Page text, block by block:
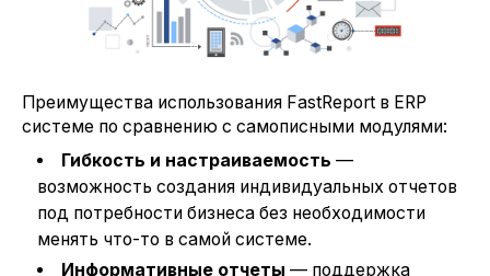
Преимущества использования FastReport в ERP
системе по сравнению с самописными модулями:
Гибкость и настраиваемость —
возможность создания индивидуальных отчетов
под потребности бизнеса без необходимости
менять что-то в самой системе.
Информативные отчеты — поддержка